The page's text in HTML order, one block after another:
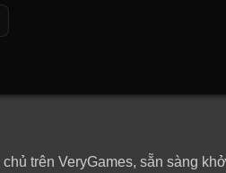
trên VeryGames, sẵn sàng